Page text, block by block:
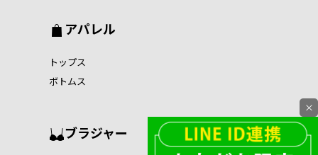
アパレル
トップス
ボトムス
ブラジャー
×